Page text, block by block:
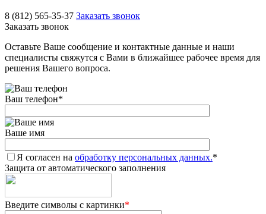
8 (812) 565-35-37 Заказать звонок
Заказать звонок
Оставьте Ваше сообщение и контактные данные и наши
специалисты свяжутся с Вами в ближайшее рабочее время для
решения Вашего вопроса.
Ваш телефон*
Ваше имя
Я согласен на обработку персональных данных.*
Защита от автоматического заполнения
Введите символы с картинки*